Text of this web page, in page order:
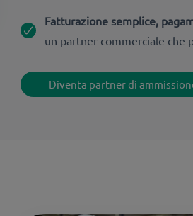
Fatturazione semplice,
un partner commerciale che
Diventa partner di